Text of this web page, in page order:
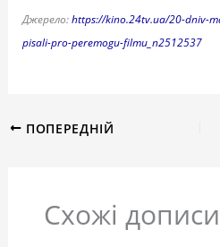
Джерело:https://kino.24tv.ua/20-dniv-
pisali-pro-peremogu-filmu_n2512537
ПОПЕРЕДНІЙ
Схожі дописи